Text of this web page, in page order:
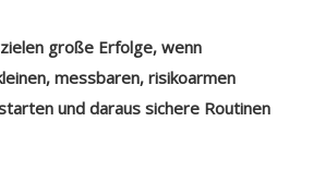
große Erfolge, wenn
messbaren, risikoarmen
und daraus sichere Routinen